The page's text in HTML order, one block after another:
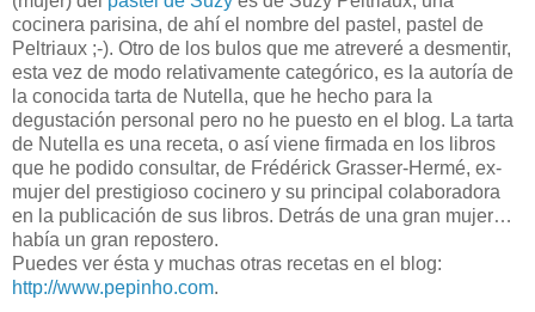
cocinera parisina, de ahí el nombre del pastel, pastel de
Peltriaux ;-). Otro de los bulos que me atreveré a desmentir,
esta vez de modo relativamente categórico, es la autoría de
la conocida tarta de Nutella, que he hecho para la
degustación personal pero no he puesto en el blog. La tarta
de Nutella es una receta, o así viene firmada en los libros
que he podido consultar, de Frédérick Grasser-Hermé, ex-
mujer del prestigioso cocinero y su principal colaboradora
en la publicación de sus libros. Detrás de una gran mujer…
había un gran repostero.
Puedes ver ésta y muchas otras recetas en el blog:
http://www.pepinho.com.